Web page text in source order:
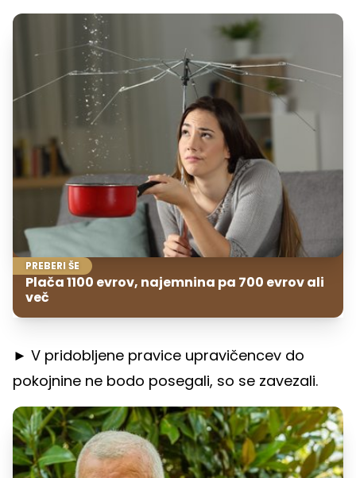
PREBERI ŠE
Plača 1100 evrov, najemnina pa 700 evrov ali
več
► V pridobljene pravice upravičencev do
pokojnine ne bodo posegali, so se zavezali.